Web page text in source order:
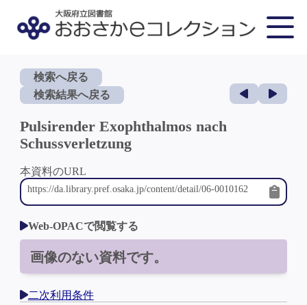
検索へ戻る
検索結果へ戻る
Pulsirender Exophthalmos nach
Schussverletzung
本資料のURL
Web-OPACで閲覧する
画像のない資料です。
二次利用条件